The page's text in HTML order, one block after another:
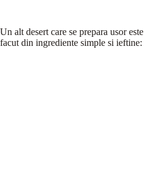
Un alt desert care se prepara usor este
facut din ingrediente simple si ieftine: